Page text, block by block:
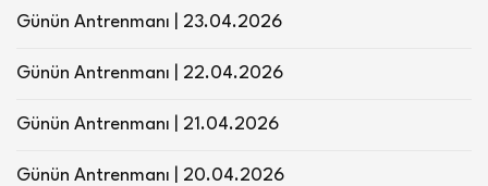
Günün Antrenmanı | 23.04.2026
Günün Antrenmanı | 22.04.2026
Günün Antrenmanı | 21.04.2026
Günün Antrenmanı | 20.04.2026